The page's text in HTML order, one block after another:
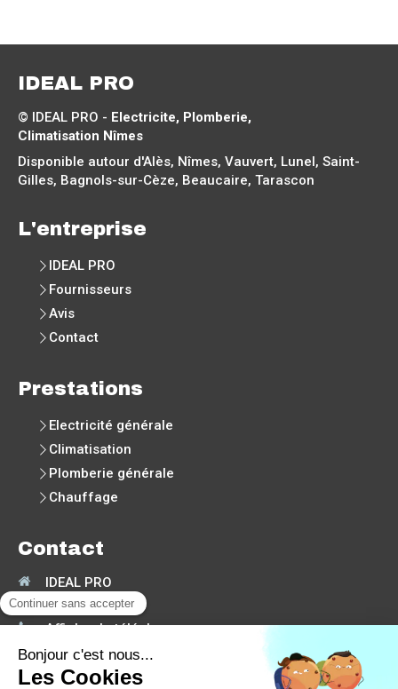
IDEAL PRO
© IDEAL PRO - Electricite, Plomberie,
Climatisation Nîmes
Disponible autour d'Alès, Nîmes, Vauvert, Lunel, Saint-
Gilles, Bagnols-sur-Cèze, Beaucaire, Tarascon
L'entreprise
IDEAL PRO
Fournisseurs
Avis
Contact
Prestations
Electricité générale
Climatisation
Plomberie générale
Chauffage
Contact
IDEAL PRO
30190 Moussac
Afficher le téléphone
Demander un devis